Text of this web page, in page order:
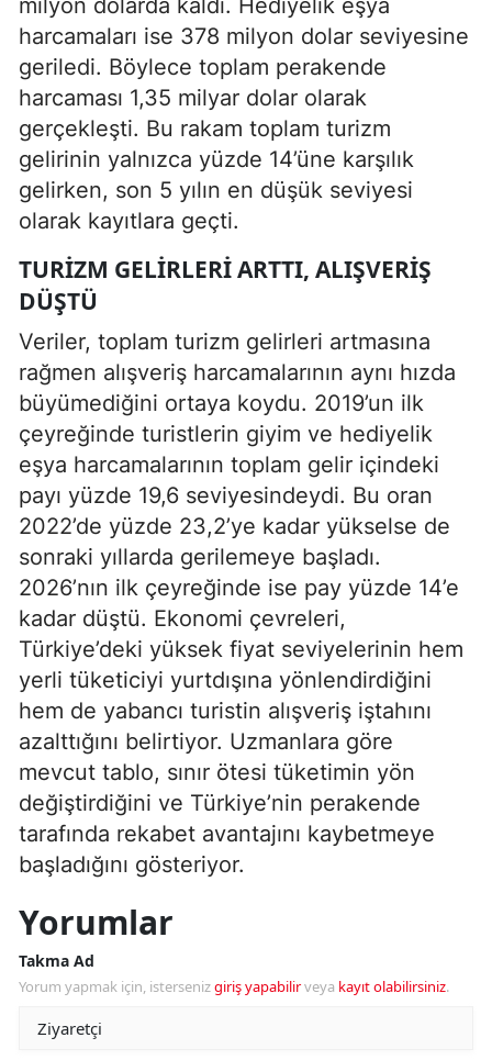
harcamaları ise 378 milyon dolar seviyesine
geriledi. Böylece toplam perakende
harcaması 1,35 milyar dolar olarak
gerçekleşti. Bu rakam toplam turizm
gelirinin yalnızca yüzde 14’üne karşılık
gelirken, son 5 yılın en düşük seviyesi
olarak kayıtlara geçti.
TURIZM GELIRLERI ARTTI, ALIŞVERIŞ
DÜŞTÜ
Veriler, toplam turizm gelirleri artmasına
rağmen alışveriş harcamalarının aynı hızda
büyümediğini ortaya koydu. 2019’un ilk
çeyreğinde turistlerin giyim ve hediyelik
eşya harcamalarının toplam gelir içindeki
payı yüzde 19,6 seviyesindeydi. Bu oran
2022’de yüzde 23,2’ye kadar yükselse de
sonraki yıllarda gerilemeye başladı.
2026’nın ilk çeyreğinde ise pay yüzde 14’e
kadar düştü. Ekonomi çevreleri,
Türkiye’deki yüksek fiyat seviyelerinin hem
yerli tüketiciyi yurtdışına yönlendirdiğini
hem de yabancı turistin alışveriş iştahını
azalttığını belirtiyor. Uzmanlara göre
mevcut tablo, sınır ötesi tüketimin yön
değiştirdiğini ve Türkiye’nin perakende
tarafında rekabet avantajını kaybetmeye
başladığını gösteriyor.
Yorumlar
Takma Ad
Yorum yapmak için, istersenizgiriş yapabilirveya kayıt olabilirsiniz.